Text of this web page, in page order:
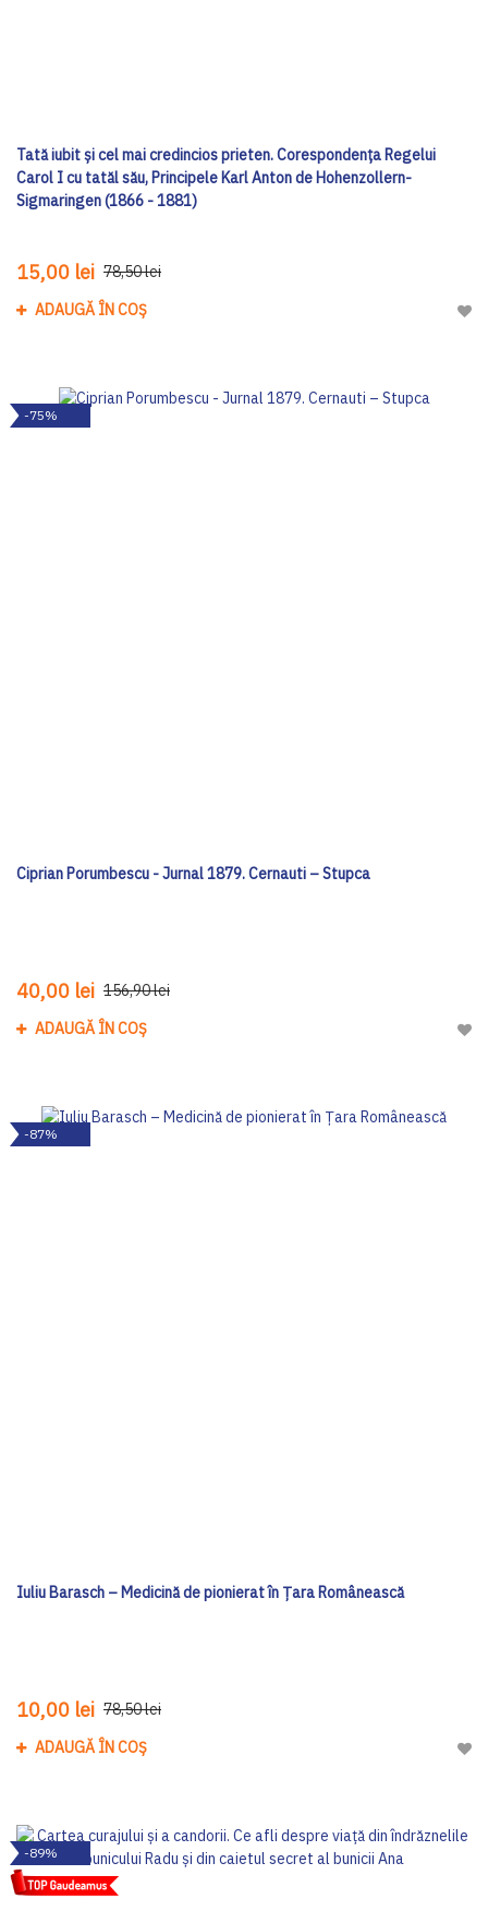
Tată iubit şi cel mai credincios prieten. Corespondența Regelui
Carol I cu tatăl său, Principele Karl Anton de Hohenzollern-
Sigmaringen (1866 - 1881)
15,00 lei 78,50 lei
ADAUGĂ ÎN COȘ
-75%
Ciprian Porumbescu - Jurnal 1879. Cernauti – Stupca
40,00 lei 156,90 lei
ADAUGĂ ÎN COȘ
-87%
Iuliu Barasch – Medicină de pionierat în Țara Românească
10,00 lei 78,50 lei
ADAUGĂ ÎN COȘ
-89%